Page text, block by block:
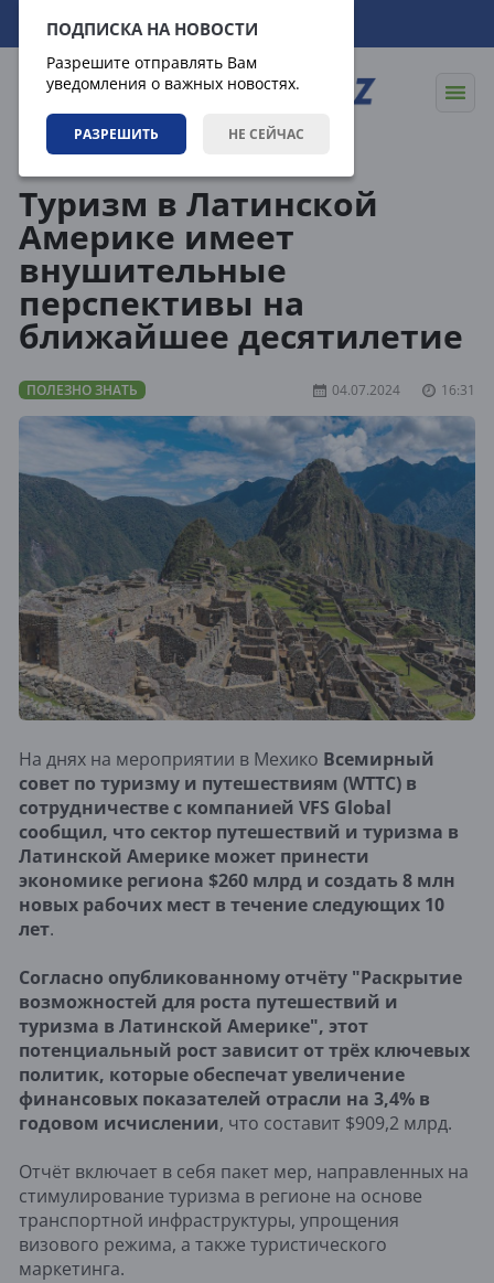
ПОДПИСКА НА НОВОСТИ
Разрешите отправлять Вам
уведомления о важных новостях.
РАЗРЕШИТЬ НЕ СЕЙЧАС
07.08.2026 11:46:22
Туризм в Латинской
Америке имеет
внушительные
перспективы на
ближайшее десятилетие
ПОЛЕЗНО ЗНАТЬ 04.07.2024 16:31
На днях на мероприятии в Мехико Всемирный
совет по туризму и путешествиям (WTTC) в
сотрудничестве с компанией VFS Global
сообщил, что сектор путешествий и туризма в
Латинской Америке может принести
экономике региона $260 млрд и создать 8 млн
новых рабочих мест в течение следующих 10
лет.
Согласно опубликованному отчёту "Раскрытие
возможностей для роста путешествий и
туризма в Латинской Америке", этот
потенциальный рост зависит от трёх ключевых
политик, которые обеспечат увеличение
финансовых показателей отрасли на 3,4% в
годовом исчислении, что составит $909,2 млрд.
Отчёт включает в себя пакет мер, направленных на
стимулирование туризма в регионе на основе
транспортной инфраструктуры, упрощения
визового режима, а также туристического
маркетинга.